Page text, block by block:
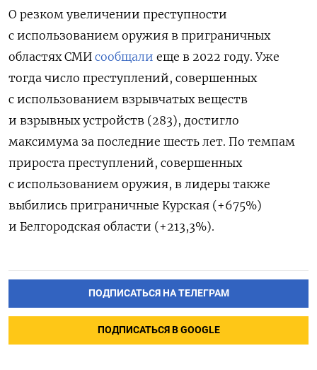
О резком увеличении преступности
с использованием оружия в приграничных
областях СМИ сообщали еще в 2022 году. Уже
тогда число преступлений, совершенных
с использованием взрывчатых веществ
и взрывных устройств (283), достигло
максимума за последние шесть лет. По темпам
прироста преступлений, совершенных
с использованием оружия, в лидеры также
выбились приграничные Курская (+675%)
и Белгородская области (+213,3%).
ПОДПИСАТЬСЯ НА ТЕЛЕГРАМ
ПОДПИСАТЬСЯ В GOOGLE